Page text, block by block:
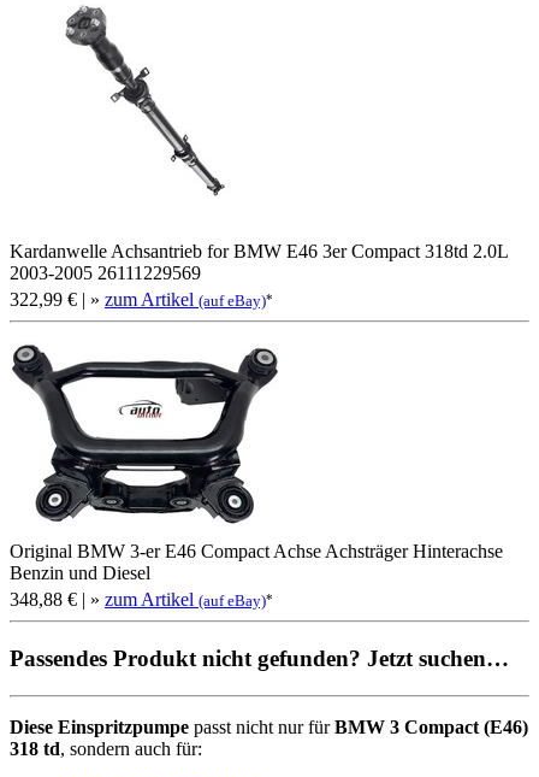
Kardanwelle Achsantrieb for BMW E46 3er Compact 318td 2.0L
2003-2005 26111229569
322,99 € | » zum Artikel (auf eBay)*
Original BMW 3-er E46 Compact Achse Achsträger Hinterachse
Benzin und Diesel
348,88 € | » zum Artikel (auf eBay)*
Passendes Produkt nicht gefunden? Jetzt suchen…
Diese Einspritzpumpe passt nicht nur fürBMW 3 Compact (E46)
318 td, sondern auch für: